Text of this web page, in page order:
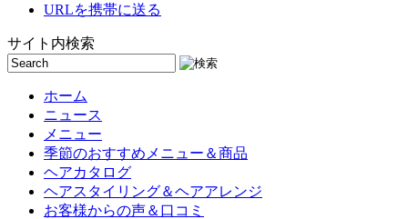
URLを携帯に送る
サイト内検索
ホーム
ニュース
メニュー
季節のおすすめメニュー＆商品
ヘアカタログ
ヘアスタイリング＆ヘアアレンジ
お客様からの声＆口コミ